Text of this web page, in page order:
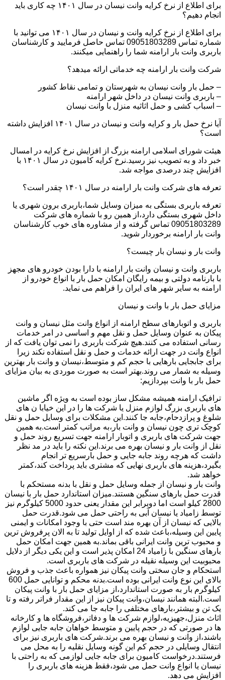
برای اطلاع از نرخ کرایه وانت نیسان در سال ۱۴۰۱ چه کاری باید
انجام دهیم؟
برای اطلاع از نرخ کرایه وانت و نیسان در سال ۱۴۰۱ می توانید با
شماره تماس 09051803289 تماس حاصل فرمایید و کارشناسان
باربری وانت بار ارامنه شما را راهنمایی میکنند.
شرکت وانت بار ارامنه چه خدماتی ارائه میدهد؟
– حمل بار وانت نیسان به شهرستان و تمامی نقاط کشور
– باربری وانت نیسان در داخل شهر ارامنه
– اسباب کشی و حمل اثاثیه منزل با وانت نیسان
آیا نرخ حمل بار و کرایه وانت و نیسان در سال ۱۴۰۱ افزایش داشته
است؟
هیئت شورای اسلامی ارامنه بزرگ از افزایش نرخ کرایه در امسال
خبر داد و به تصویب نیز رسید.نرخ کرایه کامیون در سال ۱۴۰۱ با
افزایش چند درصدی مواجه شد.
تعرفه های شرکت وانت بار ارامنه در سال ۱۴۰۱ چقدر است؟
تعرفه باربری بستگی به میزان وسایل شما،باربری برون شهری یا
داخل شهری بستگی دارد،از همین رو با شماره های شرکت
09051803289 تماس گرفته و از مشاوره های خوب کارشناسان
وانت بار ارامنه برخوردار شوید.
وانت بار و نیسان بار چیست؟
باربری وانت و نیسان وانت بار ارامنه با دارا بودن خودرو های مجهز
با بارنامه دولتی و بیمه رایگان امکان حمل بار با انواع خودرو از
ارامنه به سایر شهر های ایران را فراهم می نماید.
مزایای حمل بار با وانت و نیسان
باربری و اتوبارهای سطح ارامنه از انواع وانت مثل نیسان و وانت
پیکان به عنوان وسایل حمل و نقل مهم و اساسی در امر خدمات
رسانی استفاده می کنند.هیچ شرکت باربری را نمی توان یافت که از
انواع وانت در جهت ارائه خدمات و حمل و نقل استفاده نکند زیرا
برای جابجایی بارهایی با حجم کم و متوسط،نیسان و وانت بار بهترین
وسیله به شمار می روند.بهتر است به صورت موردی به بیان مزایای
حمل بار با وانت بپردازیم:
ترافیک ارامنه همیشه مشکل ساز بوده است به ویژه اگر ماشین
های باربری بزرگ لوازم منزل یا شرکت ها را در این خیابا ن های
شلوغ و پرازدحام،جابه جا کنند.این مشکلات برای وسایل حمل و نقل
کوچک تری چون نیسان و وانت بار،به مراتب کمتر است.به همین
جهت شرکت های باربری و اتوبار ارامنه جهت تسریع روند حمل و
نقل از وانت بار و نیسان بهره می برند.این نکته را باید در مد نظر
داشت که هرچه روند جابه جایی و حمل بارسریع تر انجام
بگیرد،هزینه های باربری نهایی که مشتری باید پرداخت کند،کمتر
خواهد شد.
وانت بار و نیسان از جمله وسایل حمل و نقل با بدنه مستحکم با
قدرت حمل بارهای سنگین هستند.میزان استاندارد حمل بار با نیسان
2800 کیلو است اما دوبرابر این مقدار یعنی حدود 5000 کیلوگرم نیز
توسط زامیاد یا نیسان آبی به راحتی حمل می شود.قدرت حمل
بالایی که نیسان از آن بهره مند است حتی با وجود امکانات و ایمنی
پایین این وسیله،باعث شده که از اوایل تولید تا به الان پرفروش ترین
و محبوب ترین وانت ایرانی باقی بماند.به همین جهت امکان حمل
بارهای سنگین با زامیاد 24 امکان پذیر است و این یکی دیگر از دلایل
محبوبیت این وسیله نقیله در شرکت های باربری است.
استحکام و جان سختی وانت پیکان نیز همواره باعث جذب و فروش
بالای این نوع وانت ایرانی بوده است.بدنه محکم و توانایی حمل 600
کیلوگرم بار به صورت استاندارد،از مزایای حمل بار با وانت پیکان
است.البته همانند نیسان،وانت پیکان نیز از این مقدار فراتر رفته و تا
یک تن و بیشتر،بارهای مختلفی را جابه جا می کند.
اثاث منزل،جهیزیه،لوازم شرکت ها و دفاتر،فروشگاه ها و کارخانه
ها در صورتی که در حجم پایین و متوسط خواهان جابه جایی لوازم
باشند،از وانت و نیسان بهره می برند.شرکت های باربری نیز برای
انتقال وسایلی در حجم کم این گونه وسایل نقلیه را به محل می
فرستند.درخواست کامیون برای جابه جایی لوازمی که به راحتی با
نیسان یا انواع وانت حمل می شود،فقط هزینه های باربری را
افزایش می دهد.